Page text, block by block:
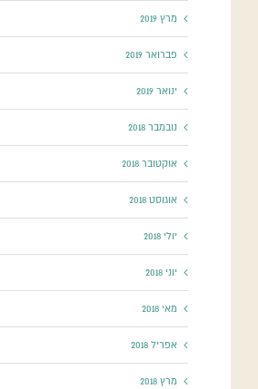
מרץ 2019
פברואר 2019
ינואר 2019
נובמבר 2018
אוקטובר 2018
אוגוסט 2018
יולי 2018
יוני 2018
מאי 2018
אפריל 2018
מרץ 2018